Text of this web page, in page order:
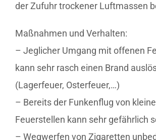
der Zufuhr trockener Luftmassen
Maßnahmen und Verhalten:
– Jeglicher Umgang mit offenen
kann sehr rasch einen Brand
(Lagerfeuer, Osterfeuer,…)
– Bereits der Funkenflug von
Feuerstellen kann sehr gefährlich
– Wegwerfen von Zigaretten